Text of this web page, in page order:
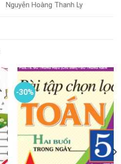
Nguyễn Hoàng Thanh Ly
-30%